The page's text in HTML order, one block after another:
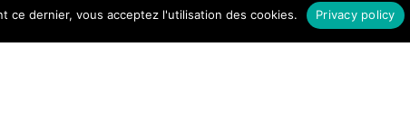
ce dernier, vous acceptez l'utilisation des cookies. Privacy policy